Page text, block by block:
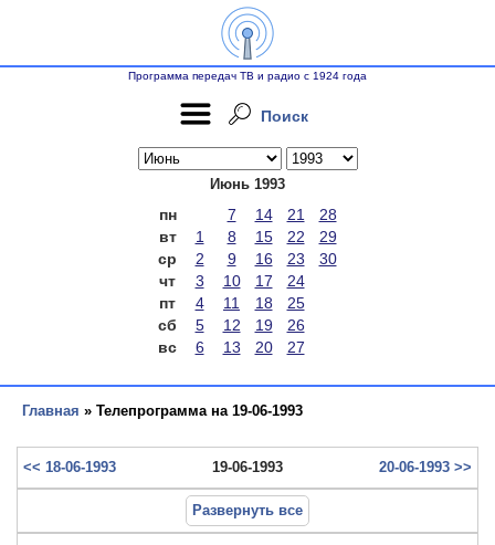
Программа передач ТВ и радио с 1924 года
Поиск
Июнь 1993
пн 7 14 21
28
вт
1 8 15 22
29
ср
2 9 16 23
30
чт
3 10 17
24
пт
4 11 18
25
сб
5 12 19
26
вс
6 13 20 27
Главная » Телепрограмма на 19-06-1993
<< 18-06-1993 19-06-1993 20-06-1993 >>
Развернуть все